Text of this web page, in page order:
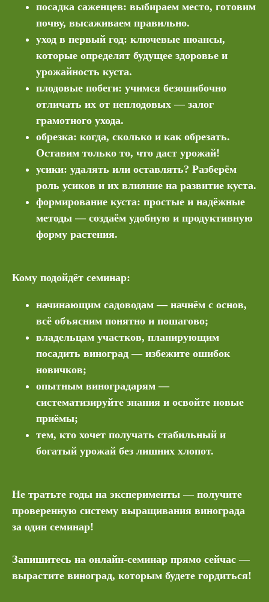
посадка саженцев: выбираем место, готовим
почву, высаживаем правильно.
уход в первый год: ключевые нюансы,
которые определят будущее здоровье и
урожайность куста.
плодовые побеги: учимся безошибочно
отличать их от неплодовых — залог
грамотного ухода.
обрезка: когда, сколько и как обрезать.
Оставим только то, что даст урожай!
усики: удалять или оставлять? Разберём
роль усиков и их влияние на развитие куста.
формирование куста: простые и надёжные
методы — создаём удобную и продуктивную
форму растения.
Кому подойдёт семинар:
начинающим садоводам — начнём с основ,
всё объясним понятно и пошагово;
владельцам участков, планирующим
посадить виноград — избежите ошибок
новичков;
опытным виноградарям —
систематизируйте знания и освойте новые
приёмы;
тем, кто хочет получать стабильный и
богатый урожай без лишних хлопот.
Не тратьте годы на эксперименты — получите
проверенную систему выращивания винограда
за один семинар!
Запишитесь на онлайн‑семинар прямо сейчас —
вырастите виноград, которым будете гордиться!